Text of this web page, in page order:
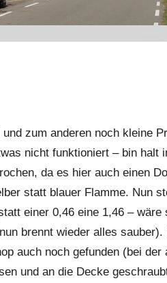
zum anderen noch kleine
nicht funktioniert – bin halt
da es hier auch einen
statt blauer Flamme. Nun
einer 0,46 eine 1,46 – wäre
brennt wieder alles sauber).
auch noch gefunden (bei
und an die Decke